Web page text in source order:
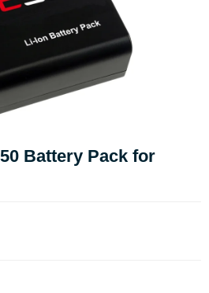
Battery Pack for